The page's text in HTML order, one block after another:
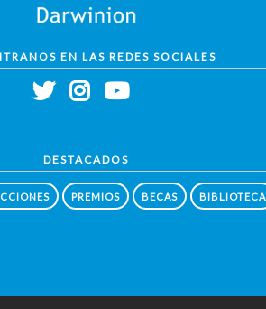
EN LAS REDES SOCIALES
DESTACADOS
PREMIOS BECAS BIBLIOTECA